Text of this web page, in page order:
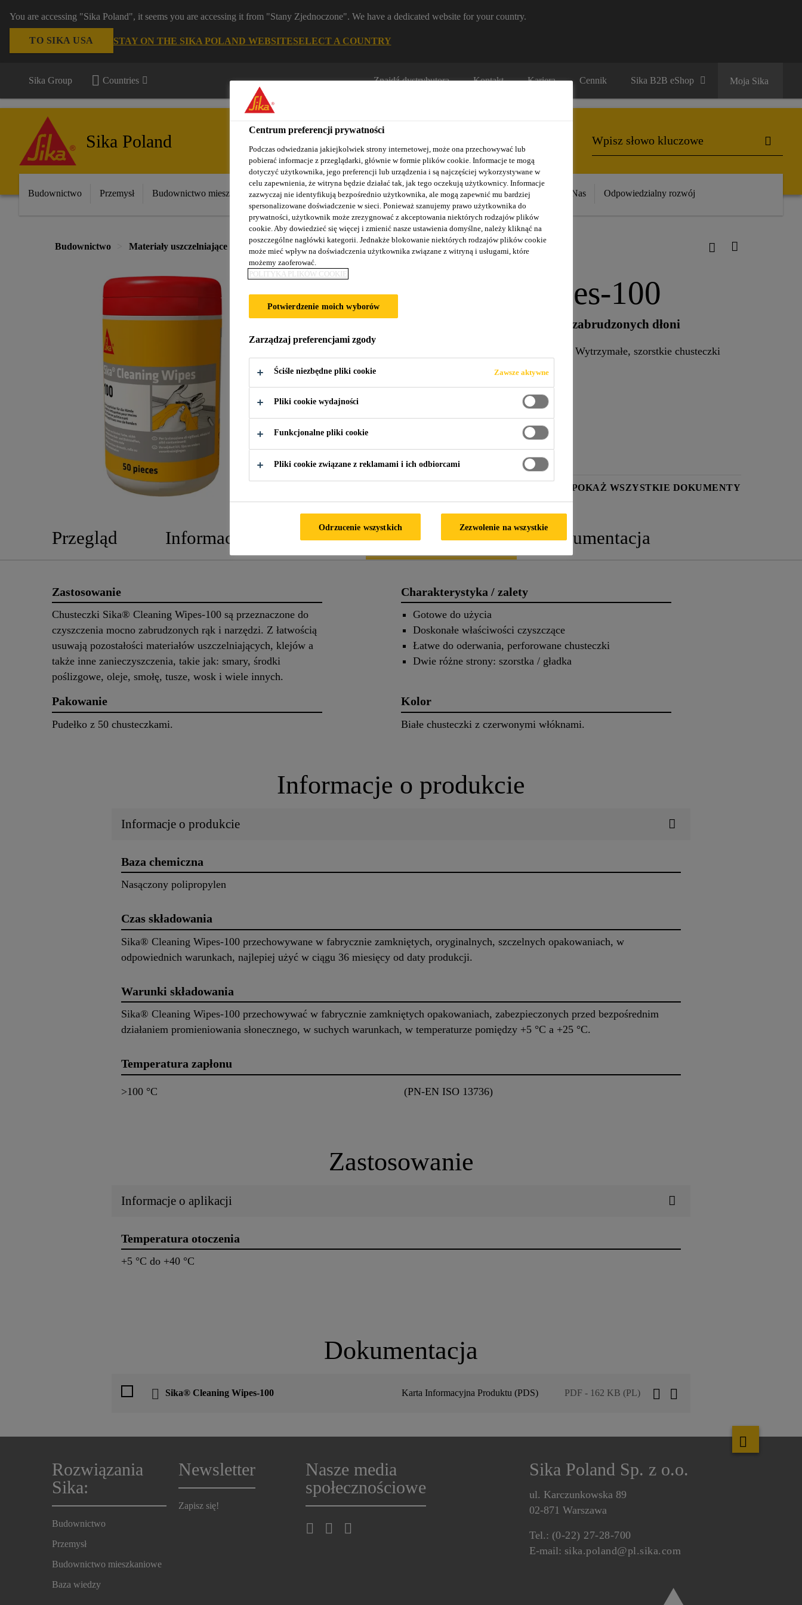
You are accessing "Sika Poland", it seems you are accessing it from "Stany Zjednoczone". We have a dedicated website for your country.
TO SIKA USA STAY ON THE SIKA POLAND WEBSITESELECT A COUNTRY
Sika Group Countries Znajdź dystrybutora Kontakt Kariera Cennik Sika B2B eShop Moja Sika
Sika Poland
Budownictwo Przemysł Budownictwo mieszkaniowe Nasze realizacje Baza wiedzy / Dokumentacja Szkolenia Sika O Nas Odpowiedzialny rozwój
Budownictwo Materiały uszczelniające Ochrona i czyszczenie Sika® Cleaning Wipes-100
Sika® Cleaning Wipes-100
Wysokiej jakości chusteczki do czyszczenia mocno zabrudzonych dłoni
Sika® Cleaning Wipes-100 to bezwodny system do mycia rąk. Wytrzymałe, szorstkie chusteczki
nasączone wysokiej jakości środkiem czyszczącym.
Doskonałe właściwości czyszczące
Łatwe do oderwania, perforowane chusteczki
POKAŻ WSZYSTKIE DOKUMENTY
Przegląd Informacje o produkcie Zastosowanie Dokumentacja
Zastosowanie
Chusteczki Sika® Cleaning Wipes-100 są przeznaczone do
czyszczenia mocno zabrudzonych rąk i narzędzi. Z łatwością
usuwają pozostałości materiałów uszczelniających, klejów a
także inne zanieczyszczenia, takie jak: smary, środki
poślizgowe, oleje, smołę, tusze, wosk i wiele innych.
Charakterystyka / zalety
Gotowe do użycia
Doskonałe właściwości czyszczące
Łatwe do oderwania, perforowane chusteczki
Dwie różne strony: szorstka / gładka
Pakowanie
Pudełko z 50 chusteczkami.
Kolor
Białe chusteczki z czerwonymi włóknami.
Informacje o produkcie
Informacje o produkcie
Baza chemiczna
Nasączony polipropylen
Czas składowania
Sika® Cleaning Wipes-100 przechowywane w fabrycznie zamkniętych, oryginalnych, szczelnych opakowaniach, w
odpowiednich warunkach, najlepiej użyć w ciągu 36 miesięcy od daty produkcji.
Warunki składowania
Sika® Cleaning Wipes-100 przechowywać w fabrycznie zamkniętych opakowaniach, zabezpieczonych przed bezpośrednim
działaniem promieniowania słonecznego, w suchych warunkach, w temperaturze pomiędzy +5 °C a +25 °C.
Temperatura zapłonu
>100 °C (PN-EN ISO 13736)
Zastosowanie
Informacje o aplikacji
Temperatura otoczenia
+5 °C do +40 °C
Dokumentacja
Sika® Cleaning Wipes-100 Karta Informacyjna Produktu (PDS) PDF - 162 KB (PL)
Rozwiązania
Sika:
Budownictwo
Przemysł
Budownictwo mieszkaniowe
Baza wiedzy
Newsletter
Zapisz się!
Nasze media
społecznościowe
Sika Poland Sp. z o.o.
ul. Karczunkowska 89
02-871 Warszawa
Tel.: (0-22) 27-28-700
E-mail: sika.poland@pl.sika.com
Centrum preferencji prywatności
Podczas odwiedzania jakiejkolwiek strony internetowej, może ona przechowywać lub
pobierać informacje z przeglądarki, głównie w formie plików cookie. Informacje te mogą
dotyczyć użytkownika, jego preferencji lub urządzenia i są najczęściej wykorzystywane w
celu zapewnienia, że witryna będzie działać tak, jak tego oczekują użytkownicy. Informacje
zazwyczaj nie identyfikują bezpośrednio użytkownika, ale mogą zapewnić mu bardziej
spersonalizowane doświadczenie w sieci. Ponieważ szanujemy prawo użytkownika do
prywatności, użytkownik może zrezygnować z akceptowania niektórych rodzajów plików
cookie. Aby dowiedzieć się więcej i zmienić nasze ustawienia domyślne, należy kliknąć na
poszczególne nagłówki kategorii. Jednakże blokowanie niektórych rodzajów plików cookie
może mieć wpływ na doświadczenia użytkownika związane z witryną i usługami, które
możemy zaoferować.
POLITYKA PLIKÓW COOKIE
Potwierdzenie moich wyborów
Zarządzaj preferencjami zgody
Ściśle niezbędne pliki cookie Zawsze aktywne
Pliki cookie wydajności
Funkcjonalne pliki cookie
Pliki cookie związane z reklamami i ich odbiorcami
Odrzucenie wszystkich Zezwolenie na wszystkie